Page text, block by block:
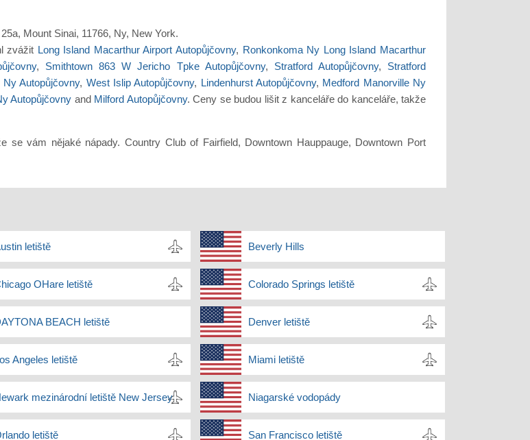
Mount Sinai, 11766, Ny, New York.
zvážit Long Island Macarthur Airport Autopůjčovny, Ronkonkoma Ny Long Island Macarthur
, Smithtown 863 W Jericho Tpke Autopůjčovny, Stratford Autopůjčovny, Stratford
Autopůjčovny, West Islip Autopůjčovny, Lindenhurst Autopůjčovny, Medford Manorville Ny
Autopůjčovny and Milford Autopůjčovny. Ceny se budou lišit z kanceláře do kanceláře, takže
vám nějaké nápady. Country Club of Fairfield, Downtown Hauppauge, Downtown Port
letiště Beverly Hills
OHare letiště Colorado Springs letiště
BEACH letiště Denver letiště
Angeles letiště Miami letiště
mezinárodní letiště New Jersey Niagarské vodopády
letiště San Francisco letiště